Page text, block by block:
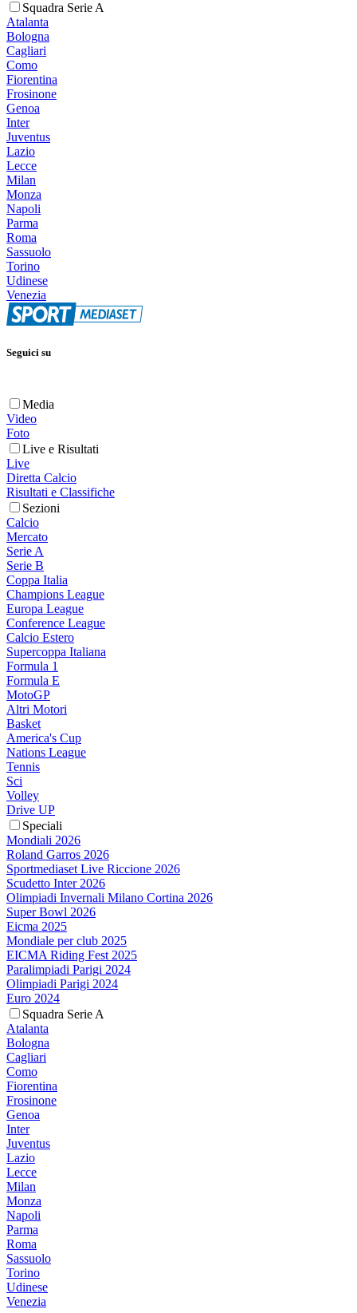
Squadra Serie A
Atalanta
Bologna
Cagliari
Como
Fiorentina
Frosinone
Genoa
Inter
Juventus
Lazio
Lecce
Milan
Monza
Napoli
Parma
Roma
Sassuolo
Torino
Udinese
Venezia
Seguici su
Media
Video
Foto
Live e Risultati
Live
Diretta Calcio
Risultati e Classifiche
Sezioni
Calcio
Mercato
Serie A
Serie B
Coppa Italia
Champions League
Europa League
Conference League
Calcio Estero
Supercoppa Italiana
Formula 1
Formula E
MotoGP
Altri Motori
Basket
America's Cup
Nations League
Tennis
Sci
Volley
Drive UP
Speciali
Mondiali 2026
Roland Garros 2026
Sportmediaset Live Riccione 2026
Scudetto Inter 2026
Olimpiadi Invernali Milano Cortina 2026
Super Bowl 2026
Eicma 2025
Mondiale per club 2025
EICMA Riding Fest 2025
Paralimpiadi Parigi 2024
Olimpiadi Parigi 2024
Euro 2024
Squadra Serie A
Atalanta
Bologna
Cagliari
Como
Fiorentina
Frosinone
Genoa
Inter
Juventus
Lazio
Lecce
Milan
Monza
Napoli
Parma
Roma
Sassuolo
Torino
Udinese
Venezia